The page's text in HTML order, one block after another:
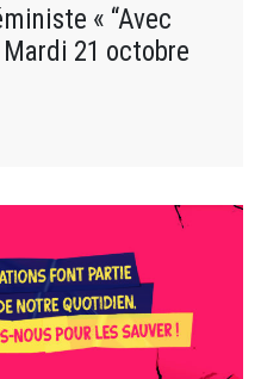
« “Avec
21 octobre